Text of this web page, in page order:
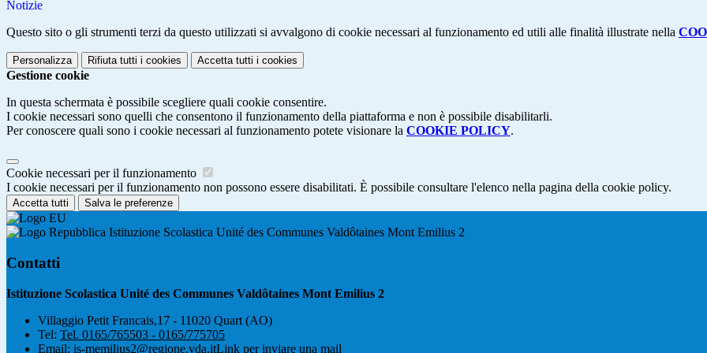
Notizie
Questo sito o gli strumenti terzi da questo utilizzati si avvalgono di cookie necessari al funzionamento ed utili alle finalità illustrate nella
Personalizza Rifiuta tutti i cookies Accetta tutti i cookies
Gestione cookie
In questa schermata è possibile scegliere quali cookie consentire.
I cookie necessari sono quelli che consentono il funzionamento della piattaforma e non è possibile disabilitarli.
Per conoscere quali sono i cookie necessari al funzionamento potete visionare la COOKIE POLICY.
Cookie necessari per il funzionamento
I cookie necessari per il funzionamento non possono essere disabilitati. È possibile consultare l'elenco nella pagina della cookie policy.
Accetta tutti Salva le preferenze
Istituzione Scolastica Unité des Communes Valdôtaines Mont Emilius 2
Contatti
Istituzione Scolastica Unité des Communes Valdôtaines Mont Emilius 2
Villaggio Petit Francais,17 - 11020 Quart (AO)
Tel: Tel. 0165/765503 - 0165/775705
Email: is-memilius2@regione.vda.itLink per inviare una mail